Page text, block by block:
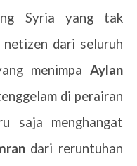
Syria yang tak
netizen dari seluruh
menimpa Aylan
di perairan
saja menghangat
dari reruntuhan